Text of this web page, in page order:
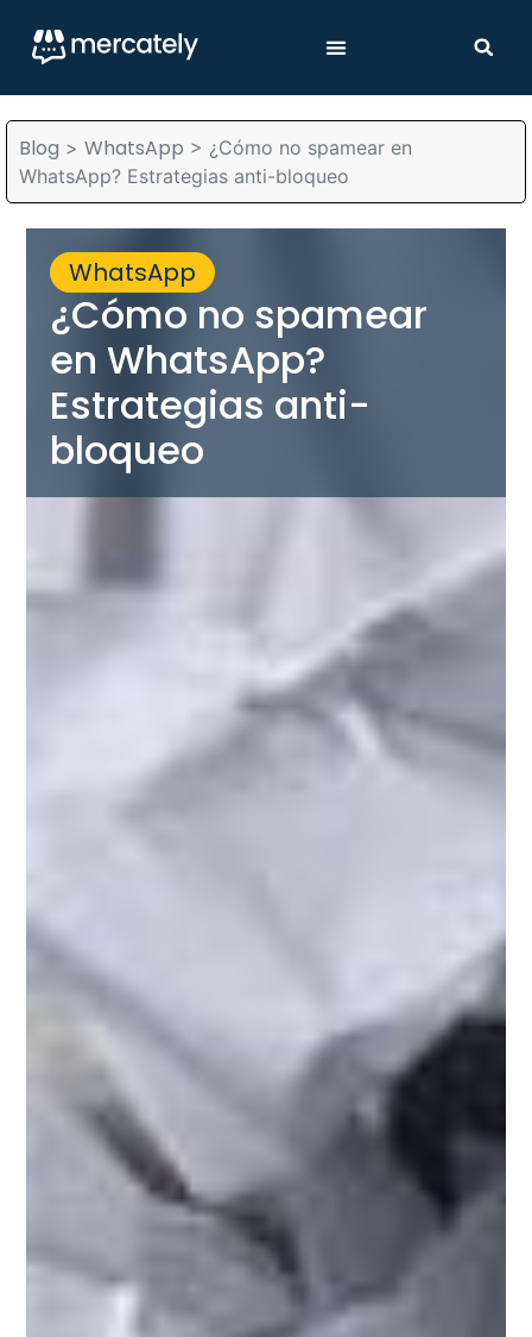
Blog > WhatsApp > ¿Cómo no spamear en
WhatsApp? Estrategias anti-bloqueo
WhatsApp
¿Cómo no spamear
en WhatsApp?
Estrategias anti-
bloqueo